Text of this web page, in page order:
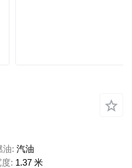
油 汽油
度 1.37 米